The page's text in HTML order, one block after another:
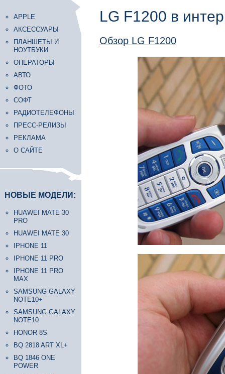
APPLE
АКСЕССУАРЫ
ПЛАНШЕТЫ И
НОУТБУКИ
ОПЕРАТОРЫ
АВТО
ФОТО
СОФТ
РАДИОТЕЛЕФОНЫ
ПРЕСС-РЕЛИЗЫ
РЕКЛАМА
О САЙТЕ
НОВЫЕ МОДЕЛИ:
HUAWEI MATE 30
PRO
HUAWEI MATE 30
IPHONE 11
IPHONE 11 PRO
IPHONE 11 PRO
MAX
SAMSUNG GALAXY
NOTE10+
SAMSUNG GALAXY
NOTE10
HONOR 8S
BQ 2818 ART XL+
BQ 1846 ONE
POWER
LG F1200 в
Обзор LG F1200